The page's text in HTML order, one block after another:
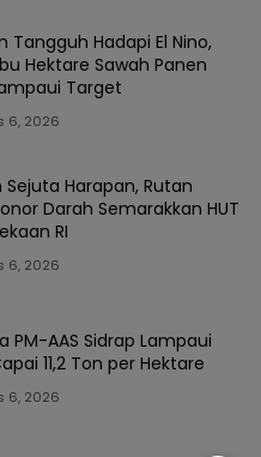
Tangguh Hadapi El Nino,
Hektare Sawah Panen
Target
6, 2026
Harapan, Rutan
Darah Semarakkan HUT
RI
6, 2026
PM-AAS Sidrap Lampaui
11,2 Ton per Hektare
6, 2026